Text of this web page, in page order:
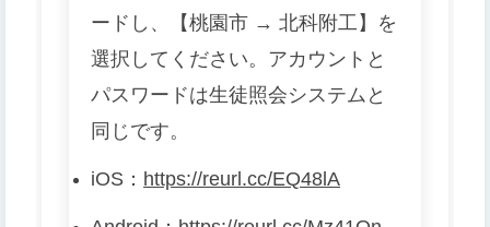
ードし、【桃園市 → 北科附工】を
選択してください。アカウントと
パスワードは生徒照会システムと
同じです。
iOS ： https://reurl.cc/EQ48lA